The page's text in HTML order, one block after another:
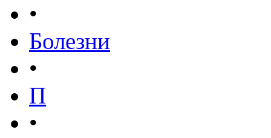
•
Болезни
•
П
•